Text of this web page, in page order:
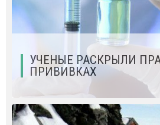
УЧЕНЫЕ РАСКРЫЛИ
ПРИВИВКАХ